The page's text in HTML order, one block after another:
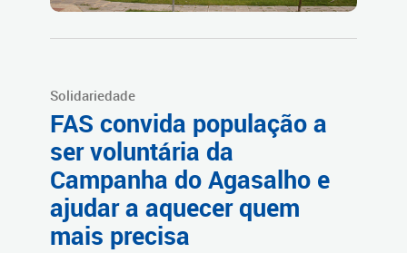
Solidariedade
FAS convida população a
ser voluntária da
Campanha do Agasalho e
ajudar a aquecer quem
mais precisa